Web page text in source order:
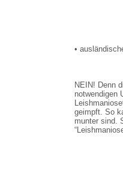
•
NEIN! Denn
notwendigen
geimpft. So
munter sind.